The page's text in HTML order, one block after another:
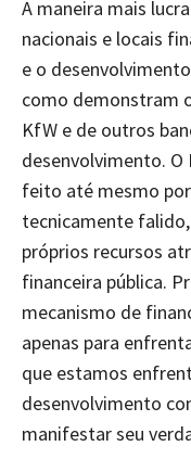
A maneira mais
nacionais e locais
e o
como demonstram
KfW e de outros
desenvolvimento. O
feito até mesmo
tecnicamente
próprios recursos
financeira pública.
mecanismo de
apenas para
que estamos
desenvolvimento
manifestar seu